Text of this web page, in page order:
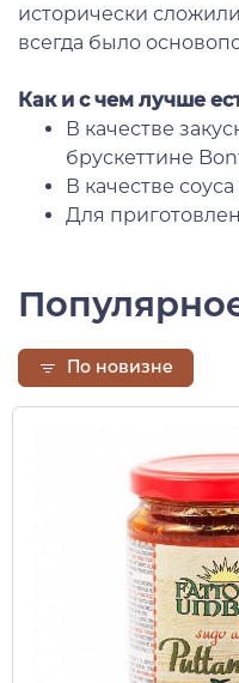
исторически
всегда было
Как и с чем лучше
В качестве
брускеттине
В качестве
Для
По новизне